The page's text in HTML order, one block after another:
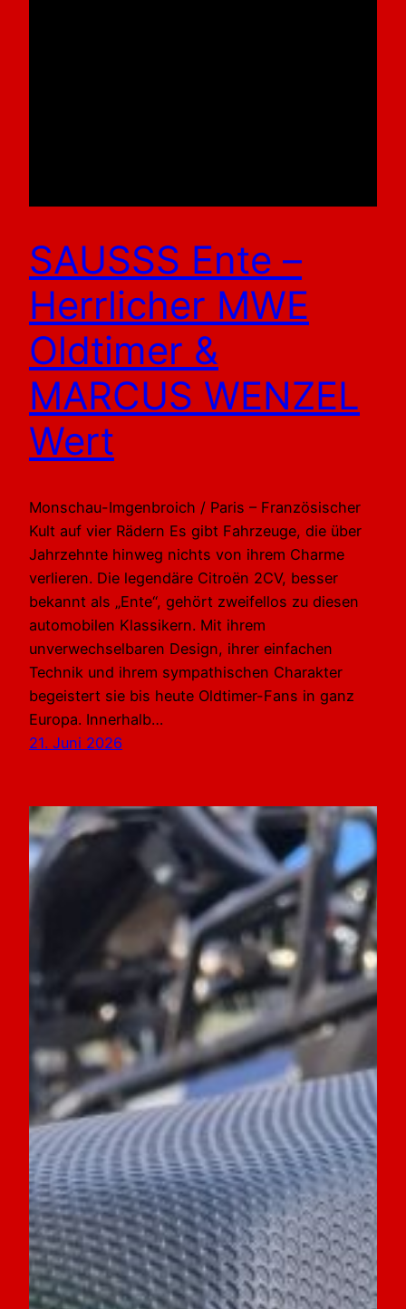
SAUSSS Ente –
Herrlicher MWE
Oldtimer &
MARCUS WENZEL
Wert
Monschau-Imgenbroich / Paris – Französischer
Kult auf vier Rädern Es gibt Fahrzeuge, die über
Jahrzehnte hinweg nichts von ihrem Charme
verlieren. Die legendäre Citroën 2CV, besser
bekannt als „Ente“, gehört zweifellos zu diesen
automobilen Klassikern. Mit ihrem
unverwechselbaren Design, ihrer einfachen
Technik und ihrem sympathischen Charakter
begeistert sie bis heute Oldtimer-Fans in ganz
Europa. Innerhalb…
21. Juni 2026